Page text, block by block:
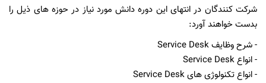
شرکت کنندگان در انتهای این دوره دانش مورد نیاز در حوزه های ذیل را
بدست خواهند آورد:
- شرح وظایف Service Desk
- انواع Service Desk
- انواع تکنولوژی های Service Desk